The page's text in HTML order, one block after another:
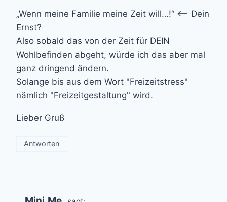
„Wenn meine Familie meine Zeit will…!“ <— Dein
Ernst?
Also sobald das von der Zeit für DEIN
Wohlbefinden abgeht, würde ich das aber mal
ganz dringend ändern.
Solange bis aus dem Wort "Freizeitstress"
nämlich "Freizeitgestaltung" wird.
Lieber Gruß
Antworten